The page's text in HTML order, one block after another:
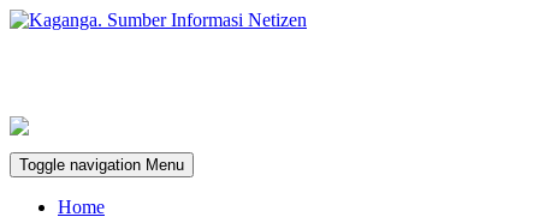
Toggle navigation Menu
Home